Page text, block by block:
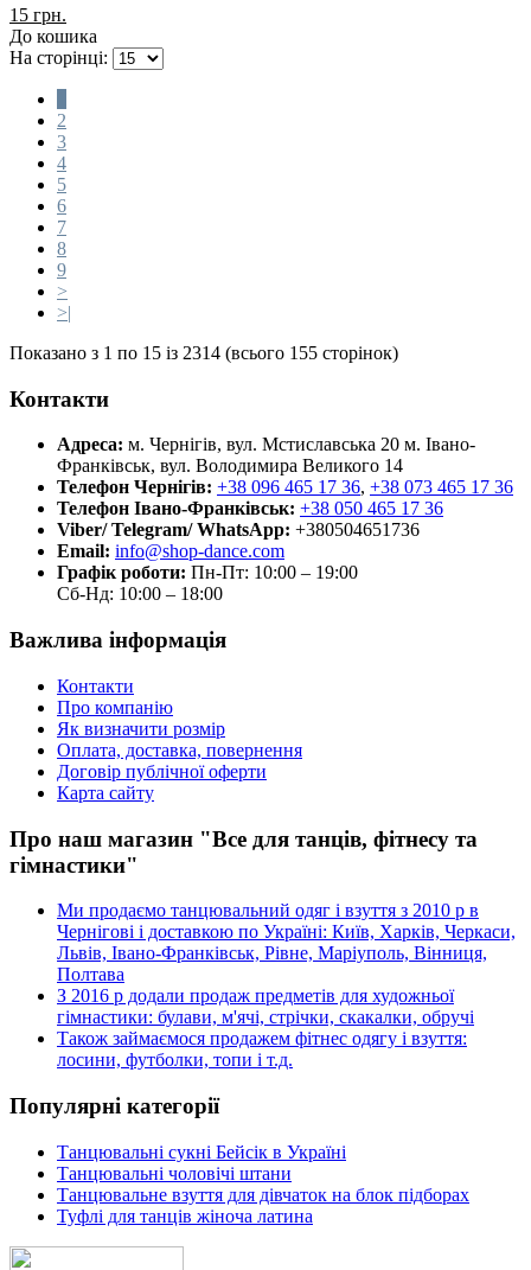
15 грн.
До кошика
На сторінці:
2
3
4
5
6
7
8
9
>
>|
Показано з 1 по 15 із 2314 (всього 155 сторінок)
Контакти
Адреса: м. Чернігів, вул. Мстиславська 20 м. Івано-
Франківськ, вул. Володимира Великого 14
Телефон Чернігів: +38 096 465 17 36, +38 073 465 17 36
Телефон Івано-Франківськ: +38 050 465 17 36
Viber/ Telegram/ WhatsApp: +380504651736
Email: info@shop-dance.com
Графік роботи: Пн-Пт: 10:00 – 19:00
Сб-Нд: 10:00 – 18:00
Важлива інформація
Контакти
Про компанію
Як визначити розмір
Оплата, доставка, повернення
Договір публічної оферти
Карта сайту
Про наш магазин "Все для танців, фітнесу та
гімнастики"
Ми продаємо танцювальний одяг і взуття з 2010 р в
Чернігові і доставкою по Україні: Київ, Харків, Черкаси,
Львів, Івано-Франківськ, Рівне, Маріуполь, Вінниця,
Полтава
З 2016 р додали продаж предметів для художньої
гімнастики: булави, м'ячі, стрічки, скакалки, обручі
Також займаємося продажем фітнес одягу і взуття:
лосини, футболки, топи і т.д.
Популярні категорії
Танцювальні сукні Бейсік в Україні
Танцювальні чоловічі штани
Танцювальне взуття для дівчаток на блок підборах
Туфлі для танців жіноча латина